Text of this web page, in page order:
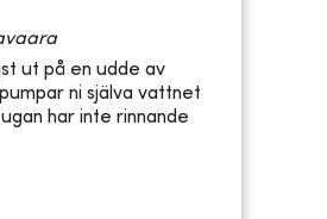
ut på en udde av
ni själva vattnet
har inte rinnande